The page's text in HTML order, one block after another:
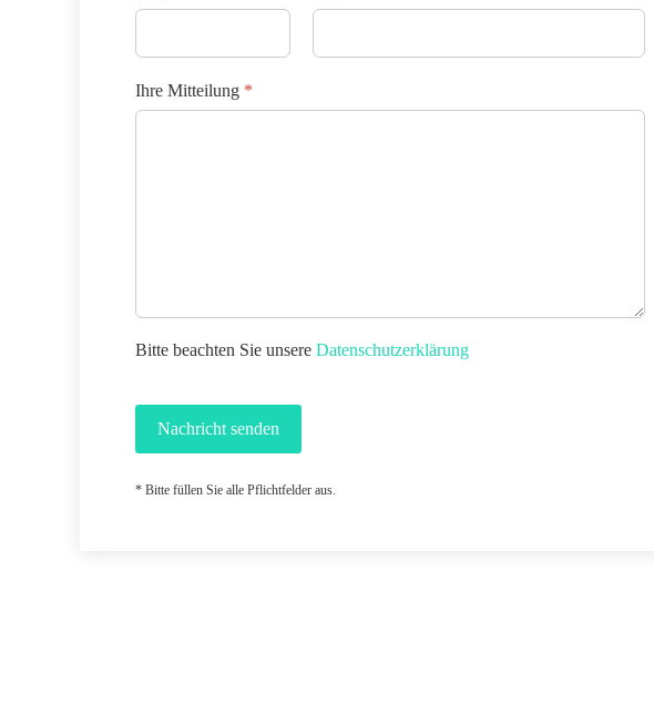
Ihre Mitteilung *
Bitte beachten Sie unsere Datenschutzerklärung
Nachricht senden
* Bitte füllen Sie alle Pflichtfelder aus.